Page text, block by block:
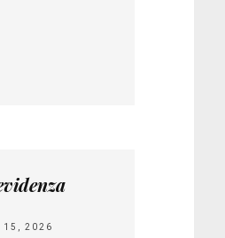
15, 2026